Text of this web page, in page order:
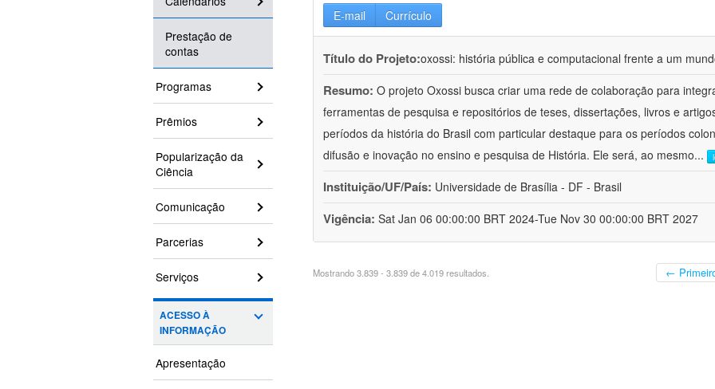
Prestação de
contas
Programas
Prêmios
Popularização da
Ciência
Comunicação
Parcerias
Serviços
ACESSO À
INFORMAÇÃO
Apresentação
E-mail Currículo
Título do Projeto:oxossi: história pública e computacional frente a um
Resumo: O projeto Oxossi busca criar uma rede de colaboração para
ferramentas de pesquisa e repositórios de teses, dissertações, livros e
períodos da história do Brasil com particular destaque para os períodos
difusão e inovação no ensino e pesquisa de História. Ele será, ao mesmo...
Instituição/UF/País: Universidade de Brasília - DF - Brasil
Vigência: Sat Jan 06 00:00:00 BRT 2024-Tue Nov 30 00:00:00 BRT 2027
Mostrando 3.839 - 3.839 de 4.019 resultados. ←